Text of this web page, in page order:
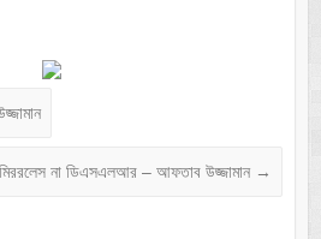
মিররলেস না ডিএসএলআর – আফতাব উজ্জামান →